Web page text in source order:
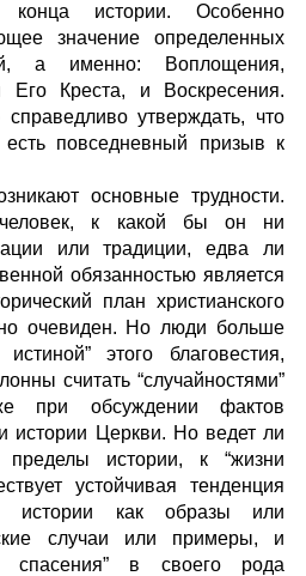
истории. Особенно
значение определенных
а именно: Воплощения,
Креста, и Воскресения.
утверждать, что
есть повседневный призыв к
основные трудности.
к какой бы он ни
или традиции, едва ли
обязанностью является
план христианского
очевиден. Но люди больше
этого благовестия,
считать “случайностями”
при обсуждении фактов
истории Церкви. Но ведет ли
истории, к “жизни
устойчивая тенденция
истории как образы или
случаи или примеры, и
спасения” в своего рода